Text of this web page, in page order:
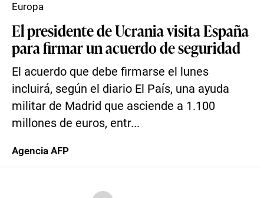
El presidente de Ucrania visita España
para firmar un acuerdo de seguridad
El acuerdo que debe firmarse el lunes
incluirá, según el diario El País, una ayuda
militar de Madrid que asciende a 1.100
millones de euros, entr...
Europa
Agencia AFP